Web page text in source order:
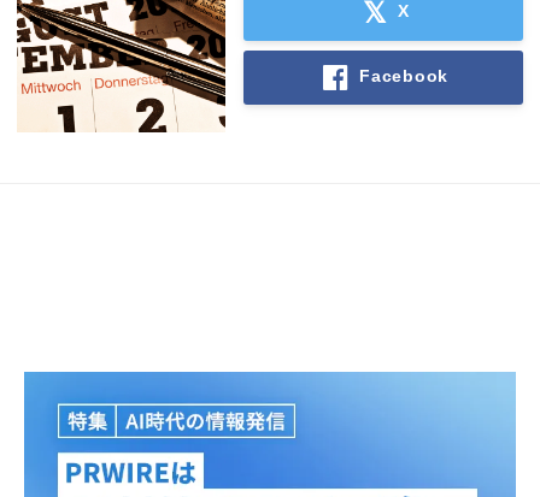
X
Facebook